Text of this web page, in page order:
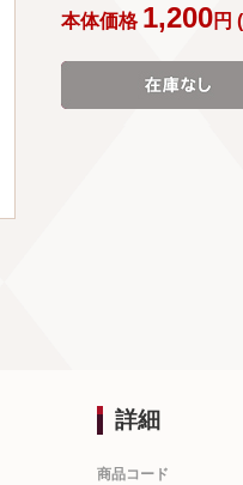
本体価格 1,200円 (
詳細
商品コード